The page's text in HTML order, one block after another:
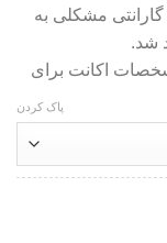
گارانتی مشکلی به
شد.
اکانت برای
پاک کردن